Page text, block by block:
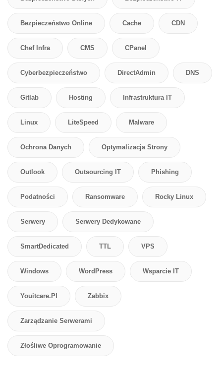
Bezpieczeństwo Online Cache CDN
Chef Infra CMS CPanel
Cyberbezpieczeństwo DirectAdmin DNS
Gitlab Hosting Infrastruktura IT
Linux LiteSpeed Malware
Ochrona Danych Optymalizacja Strony
Outlook Outsourcing IT Phishing
Podatności Ransomware Rocky Linux
Serwery Serwery Dedykowane
SmartDedicated TTL VPS
Windows WordPress Wsparcie IT
Youitcare.pl Zabbix
Zarządzanie Serwerami
Złośliwe Oprogramowanie